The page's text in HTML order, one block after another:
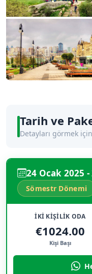
Tarih ve
Detayları görmek
24 Ocak 2025
Sömestr Dönemi
İKİ KİŞİLİK ODA
€1024.00
Kişi Başı